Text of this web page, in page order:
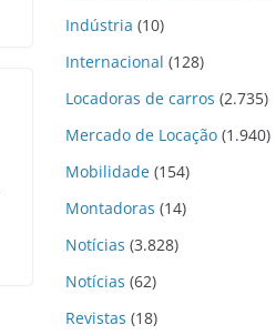
Indústria (10)
Internacional (128)
Locadoras de carros (2.735)
Mercado de Locação (1.940)
Mobilidade (154)
Montadoras (14)
Notícias (3.828)
Notícias (62)
Revistas (18)